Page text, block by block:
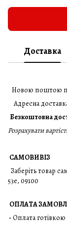
Доставка
Новою поштою по
Адресна
Безкоштовна
Розрахувати
САМОВИВІЗ
Заберіть товар
53е, 09100
ОПЛАТА
-Оплата